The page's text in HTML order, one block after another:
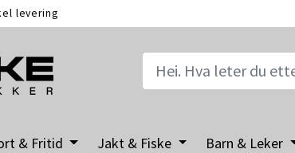
levering
& Fritid Jakt & Fiske Barn & Leker